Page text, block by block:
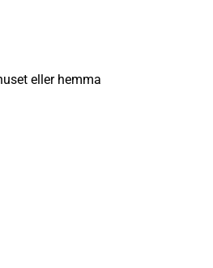
eller hemma